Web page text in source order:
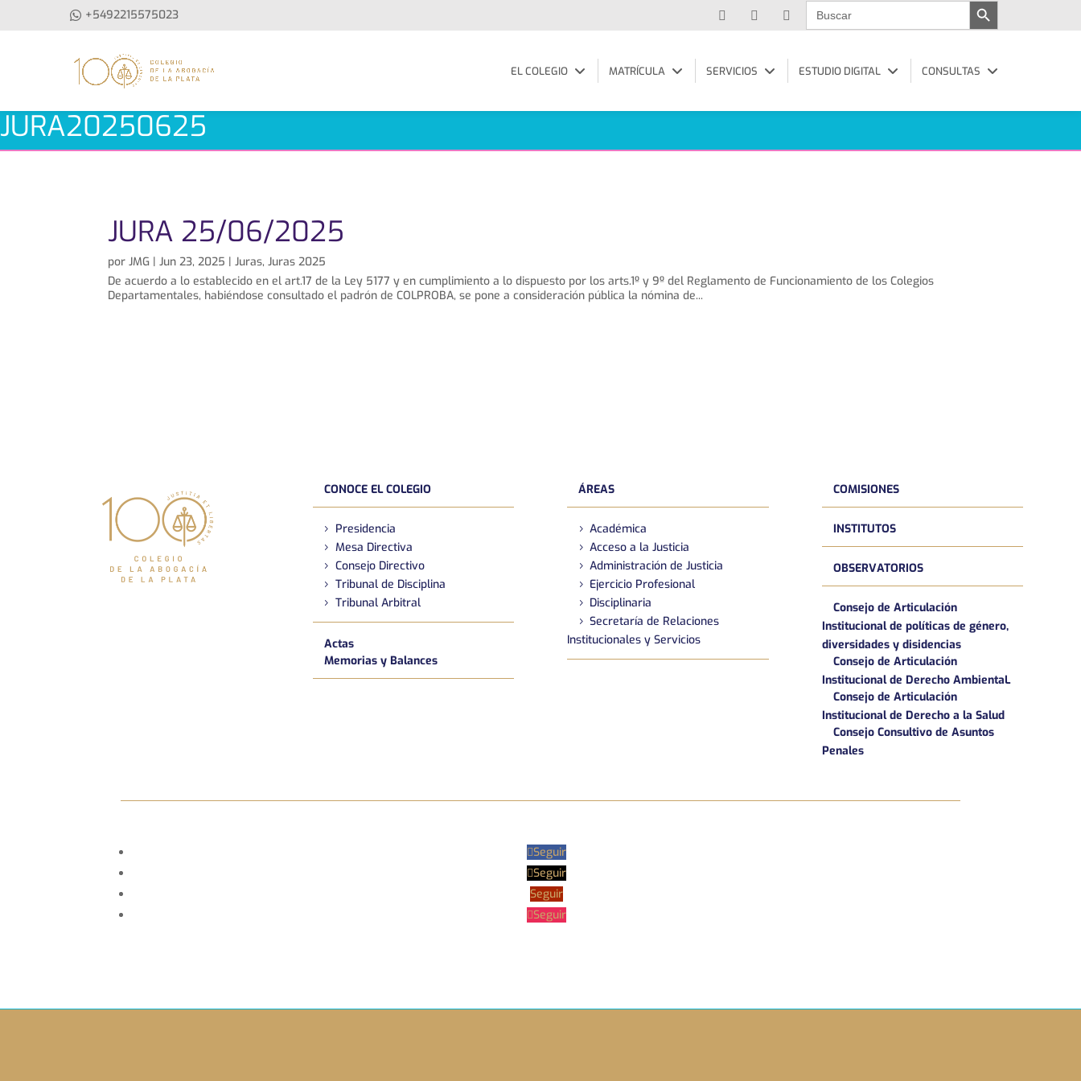
+5492215575023
Buscar:
EL COLEGIO MATRÍCULA SERVICIOS ESTUDIO DIGITAL CONSULTAS
JURA20250625
JURA 25/06/2025
porJMG |Jun 23, 2025 |Juras,Juras 2025
De acuerdo a lo establecido en el art.17 de la Ley 5177 y en cumplimiento a lo dispuesto por los arts.1º y 9º del Reglamento de Funcionamiento de los Colegios
Departamentales, habiéndose consultado el padrón de COLPROBA, se pone a consideración pública la nómina de...
CONOCE EL COLEGIO
Presidencia
Mesa Directiva
Consejo Directivo
Tribunal de Disciplina
Tribunal Arbitral
Actas
Memorias y Balances
ÁREAS
Académica
Acceso a la Justicia
Administración de Justicia
Ejercicio Profesional
Disciplinaria
Secretaría de Relaciones
Institucionales y Servicios
COMISIONES
INSTITUTOS
OBSERVATORIOS
Consejo de Articulación
Institucional de políticas de género,
diversidades y disidencias
Consejo de Articulación
Institucional de Derecho AmbientaL
Consejo de Articulación
Institucional de Derecho a la Salud
Consejo Consultivo de Asuntos
Penales
Seguir
Seguir
Seguir
Seguir